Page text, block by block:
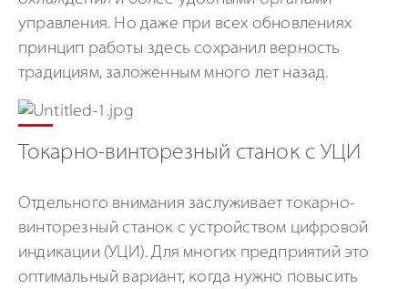
управления. Но даже при всех обновлениях
принцип работы здесь сохранил верность
традициям, заложенным много лет назад.
Токарно-винторезный станок с УЦИ
Отдельного внимания заслуживает токарно-
винторезный станок с устройством цифровой
индикации (УЦИ). Для многих предприятий это
оптимальный вариант, когда нужно повысить